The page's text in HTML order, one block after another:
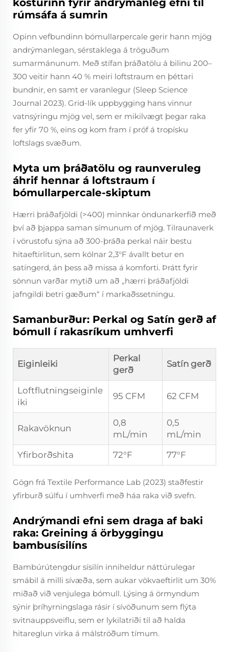
kosturinn fyrir andrýmanleg efni til
rúmsáfa á sumrin
Opinn vefbundinn bómullarpercale gerir hann mjög
andrýmanlegan, sérstaklega á tröguðum
sumarmánunum. Með stífan þráðatölu á bilinu 200–
300 veitir hann 40 % meiri loftstraum en þéttari
bundnir, en samt er varanlegur (Sleep Science
Journal 2023). Grid-lík uppbygging hans vinnur
vatnsýringu mjög vel, sem er mikilvægt þegar raka
fer yfir 70 %, eins og kom fram í próf á tropísku
loftslags svæðum.
Myta um þráðatölu og raunveruleg
áhrif hennar á loftstraum í
bómullarpercale-skiptum
Hærri þráðafjöldi (>400) minnkar öndunarkerfið með
því að þjappa saman símunum of mjög. Tilraunaverk
í vörustofu sýna að 300-þráða perkal náir bestu
hitaeftirlitun, sem kólnar 2,3°F ávallt betur en
satíngerd, án þess að missa á komforti. Þrátt fyrir
sönnun varðar mytið um að „hærri þráðafjöldi
jafngildi betri gæðum“ í markaðssetningu.
Samanburður: Perkal og Satín gerð af
bómull í rakasríkum umhverfi
Eiginleiki
Perkal
gerð
Satín gerð
Loftflutningseiginle
iki
95 CFM 62 CFM
Rakavöknun
0,8
mL/min
0,5
mL/min
Yfirborðshita
72°F 77°F
Gögn frá Textile Performance Lab (2023) staðfestir
yfirburð súlfu í umhverfi með háa raka við svefn.
Andrýmandi efni sem draga af baki
raka: Greining á örbyggingu
bambusísilíns
Bambúrútengdur sísilín inniheldur náttúrulegar
smábil á milli sívæða, sem aukar vökvaeftirlit um 30%
miðað við venjulega bómull. Lýsing á örmyndum
sýnir þríhyrningslaga rásir í sívöðunum sem flýta
svitnauppsveiflu, sem er lykilatriði til að halda
hitareglun virka á málströðum tímum.